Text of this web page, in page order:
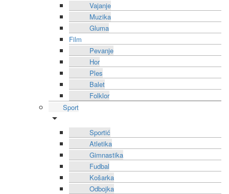
Vajanje
Muzika
Gluma
Film
Pevanje
Hor
Ples
Balet
Folklor
Sport
Sportić
Atletika
Gimnastika
Fudbal
Košarka
Odbojka